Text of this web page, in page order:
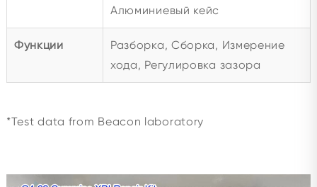
Алюминиевый кейс
Функции
Разборка, Сборка, Измерение
хода, Регулировка зазора
*Test data from Beacon laboratory